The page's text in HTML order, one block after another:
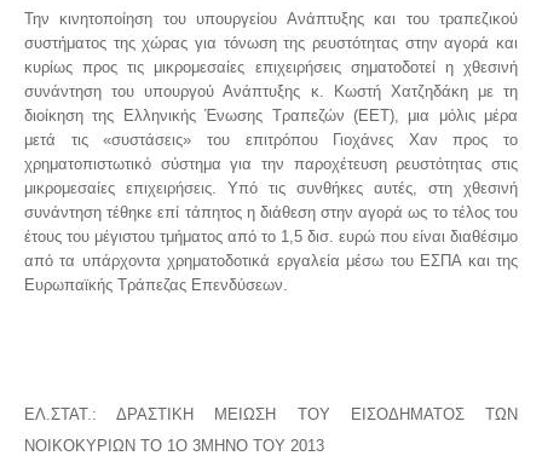
Την κινητοποίηση του υπουργείου Ανάπτυξης και του τραπεζικού
συστήματος της χώρας για τόνωση της ρευστότητας στην αγορά και
κυρίως προς τις μικρομεσαίες επιχειρήσεις σηματοδοτεί η χθεσινή
συνάντηση του υπουργού Ανάπτυξης κ. Κωστή Χατζηδάκη με τη
διοίκηση της Ελληνικής Ένωσης Τραπεζών (ΕΕΤ), μια μόλις μέρα
μετά τις «συστάσεις» του επιτρόπου Γιοχάνες Χαν προς το
χρηματοπιστωτικό σύστημα για την παροχέτευση ρευστότητας στις
μικρομεσαίες επιχειρήσεις. Υπό τις συνθήκες αυτές, στη χθεσινή
συνάντηση τέθηκε επί τάπητος η διάθεση στην αγορά ως το τέλος του
έτους του μέγιστου τμήματος από το 1,5 δισ. ευρώ που είναι διαθέσιμο
από τα υπάρχοντα χρηματοδοτικά εργαλεία μέσω του ΕΣΠΑ και της
Ευρωπαϊκής Τράπεζας Επενδύσεων.
ΕΛ.ΣΤΑΤ.: ΔΡΑΣΤΙΚΗ ΜΕΙΩΣΗ ΤΟΥ ΕΙΣΟΔΗΜΑΤΟΣ ΤΩΝ
ΝΟΙΚΟΚΥΡΙΩΝ ΤΟ 1Ο 3ΜΗΝΟ ΤΟΥ 2013